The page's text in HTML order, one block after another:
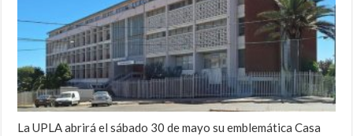
La UPLA abrirá el sábado 30 de mayo su emblemática Casa